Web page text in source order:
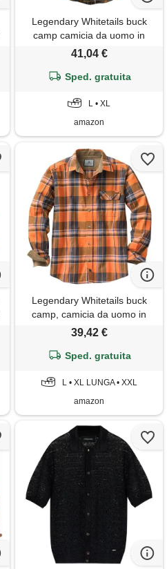
Legendary Whitetails buck
camp camicia da uomo in
flanella, a maniche lunghe, a
tempo libero da uomo, con
abbigliamento autunnale e
invernale,
41,04 €
Sped. gratuita
L • XL
amazon
Legendary Whitetails buck
camp, camicia da uomo in
flanella, casual, a maniche
lunghe con bottoni, polsini in
velluto a coste, canyon, xxl
39,42 €
Sped. gratuita
L • XL LUNGA • XXL
amazon